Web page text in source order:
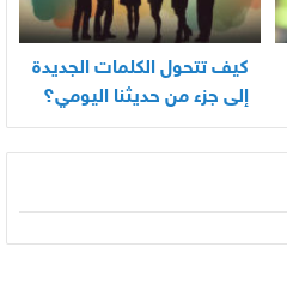
كيف تتحول الكلمات الجديدة
إلى جزء من حديثنا اليومي؟